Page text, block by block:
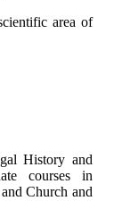
area of
History and
courses in
Church and